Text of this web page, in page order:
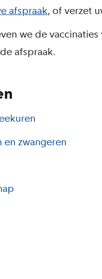
afspraak, of verzet
we de
afspraak.
zwangeren